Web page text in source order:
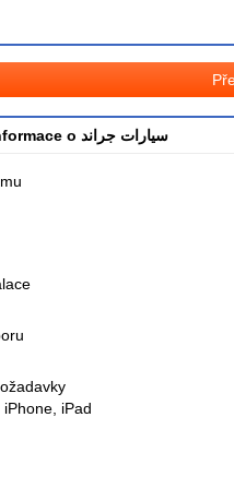
Souhrnné informace o سيارات جراند
iPad